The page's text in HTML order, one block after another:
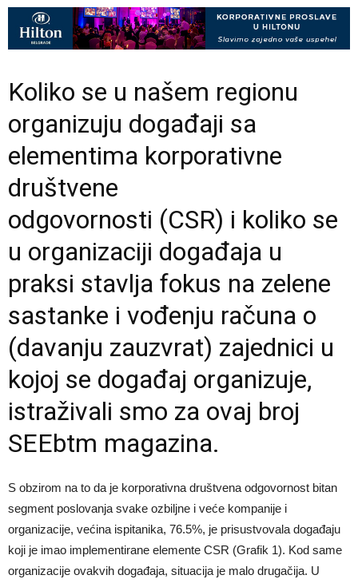
Koliko se u našem regionu
organizuju događaji sa
elementima korporativne
društvene
odgovornosti (CSR) i koliko se
u organizaciji događaja u
praksi stavlja fokus na zelene
sastanke i vođenju računa o
(davanju zauzvrat) zajednici u
kojoj se događaj organizuje,
istraživali smo za ovaj broj
SEEbtm magazina.
S obzirom na to da je korporativna društvena odgovornost bitan
segment poslovanja svake ozbiljne i veće kompanije i
organizacije, većina ispitanika, 76.5%, je prisustvovala događaju
koji je imao implementirane elemente CSR (Grafik 1). Kod same
organizacije ovakvih događaja, situacija je malo drugačija. U